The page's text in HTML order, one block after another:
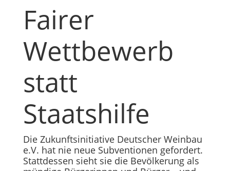
Fairer
Wettbewerb
statt
Staatshilfe
Die Zukunftsinitiative Deutscher Weinbau
e.V. hat nie neue Subventionen gefordert.
Stattdessen sieht sie die Bevölkerung als